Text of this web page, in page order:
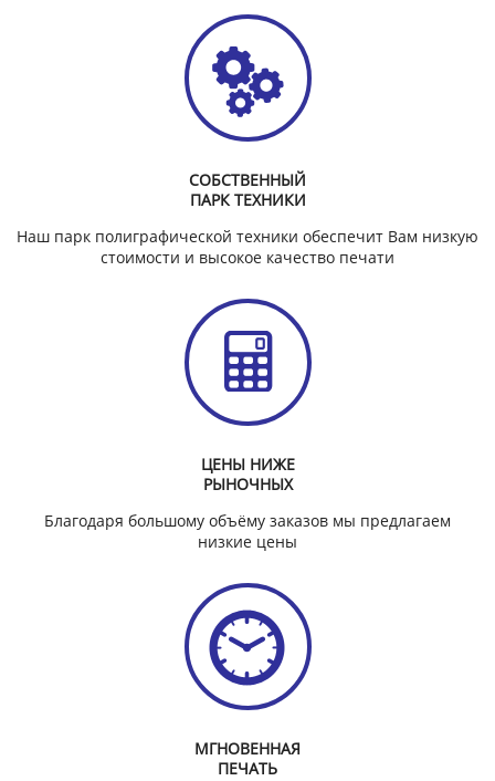
СОБСТВЕННЫЙ
ПАРК ТЕХНИКИ
Наш парк полиграфической техники обеспечит Вам низкую
стоимости и высокое качество печати
ЦЕНЫ НИЖЕ
РЫНОЧНЫХ
Благодаря большому объёму заказов мы предлагаем
низкие цены
МГНОВЕННАЯ
ПЕЧАТЬ